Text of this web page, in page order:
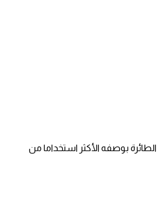
بوصفه الأكثر استخداما من